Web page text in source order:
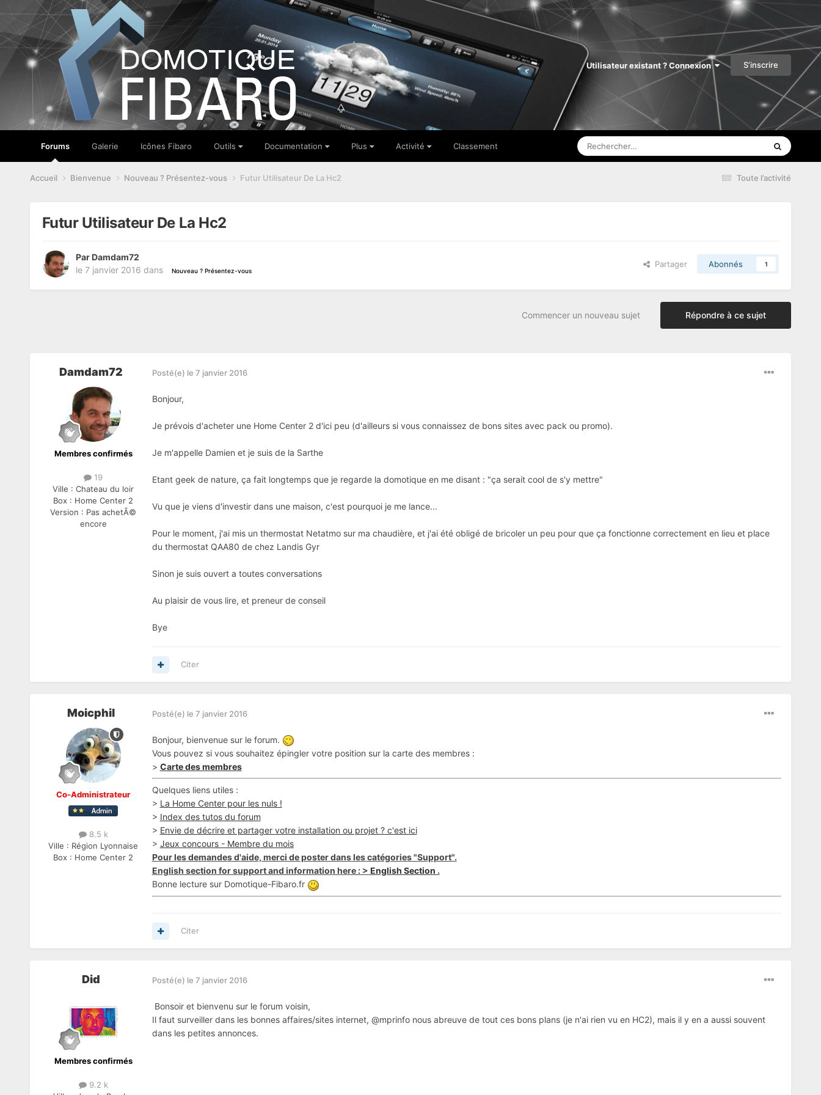
Utilisateur existant ? Connexion S’inscrire
Forums Galerie Icônes Fibaro Outils Documentation Plus Activité Classement
Toute l’activité
Accueil Bienvenue Nouveau ? Présentez-vous Futur Utilisateur De La Hc2
Futur Utilisateur De La Hc2
Par Damdam72
le 7 janvier 2016 dans Nouveau ? Présentez-vous
Partager Abonnés 1
Répondre à ce sujet
Commencer un nouveau sujet
Damdam72
Membres confirmés
19
Ville :Chateau du loir
Box : Home Center 2
Version : Pas achetÃ©
encore
Posté(e) le 7 janvier 2016
Bonjour,
Je prévois d'acheter une Home Center 2 d'ici peu (d'ailleurs si vous connaissez de bons sites avec pack ou promo).
Je m'appelle Damien et je suis de la Sarthe
Etant geek de nature, ça fait longtemps que je regarde la domotique en me disant : "ça serait cool de s'y mettre"
Vu que je viens d'investir dans une maison, c'est pourquoi je me lance...
Pour le moment, j'ai mis un thermostat Netatmo sur ma chaudière, et j'ai été obligé de bricoler un peu pour que ça fonctionne correctement en lieu et place
du thermostat QAA80 de chez Landis Gyr
Sinon je suis ouvert a toutes conversations
Au plaisir de vous lire, et preneur de conseil
Bye
Citer
Moicphil
Co-Administrateur
8.5 k
Ville : Région Lyonnaise
Box : Home Center 2
Posté(e) le 7 janvier 2016
Bonjour, bienvenue sur le forum.
Vous pouvez si vous souhaitez épingler votre position sur la carte des membres :
> Carte des membres
Quelques liens utiles :
> La Home Center pour les nuls !
> Index des tutos du forum
> Envie de décrire et partager votre installation ou projet ? c'est ici
> Jeux concours - Membre du mois
Pour les demandes d'aide, merci de poster dans les catégories "Support".
English section for support and information here : > English Section .
Bonne lecture sur Domotique-Fibaro.fr
Citer
Did
Membres confirmés
9.2 k
Posté(e) le 7 janvier 2016
Bonsoir et bienvenu sur le forum voisin,
Il faut surveiller dans les bonnes affaires/sites internet, @mprinfo nous abreuve de tout ces bons plans (je n'ai rien vu en HC2), mais il y en a aussi souvent
dans les petites annonces.